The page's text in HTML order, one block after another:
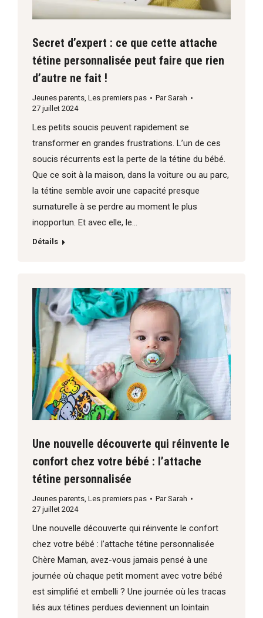
Secret d’expert : ce que cette attache
tétine personnalisée peut faire que rien
d’autre ne fait !
Jeunes parents, Les premiers pas ParSarah
27 juillet 2024
Les petits soucis peuvent rapidement se
transformer en grandes frustrations. L’un de ces
soucis récurrents est la perte de la tétine du bébé.
Que ce soit à la maison, dans la voiture ou au parc,
la tétine semble avoir une capacité presque
surnaturelle à se perdre au moment le plus
inopportun. Et avec elle, le…
Détails
Une nouvelle découverte qui réinvente le
confort chez votre bébé : l’attache
tétine personnalisée
Jeunes parents, Les premiers pas ParSarah
27 juillet 2024
Une nouvelle découverte qui réinvente le confort
chez votre bébé : l’attache tétine personnalisée
Chère Maman, avez-vous jamais pensé à une
journée où chaque petit moment avec votre bébé
est simplifié et embelli ? Une journée où les tracas
liés aux tétines perdues deviennent un lointain